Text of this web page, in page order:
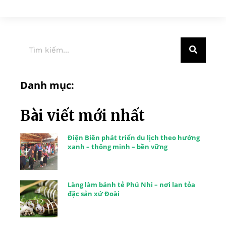
Danh mục:
Bài viết mới nhất
Điện Biên phát triển du lịch theo hướng
xanh – thông minh – bền vững
Làng làm bánh tẻ Phú Nhi – nơi lan tỏa
đặc sản xứ Đoài